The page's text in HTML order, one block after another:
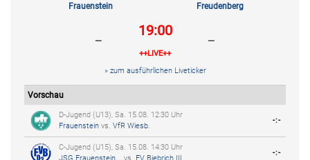
Frauenstein Freudenberg
- 19:00
++LIVE++ -
» zum ausführlichen Liveticker
Vorschau
D-Jugend (U13), Sa. 15.08. 12:30 Uhr
Frauenstein vs. VfR Wiesb.
-:-
C-Jugend (U15), Sa. 15.08. 14:30 Uhr
JSG Frauenstein... vs. FV Biebrich III
-:-